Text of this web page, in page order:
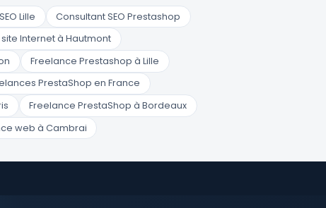
Lille
Consultant SEO Prestashop
Internet à Hautmont
Freelance Prestashop à Lille
PrestaShop en France
Freelance PrestaShop à Bordeaux
web à Cambrai